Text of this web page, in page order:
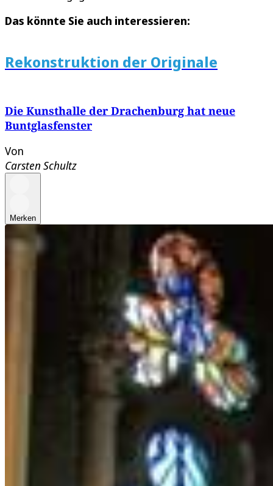
Das könnte Sie auch interessieren:
Rekonstruktion der Originale
Die Kunsthalle der Drachenburg hat neue
Buntglasfenster
Von
Carsten Schultz
Merken